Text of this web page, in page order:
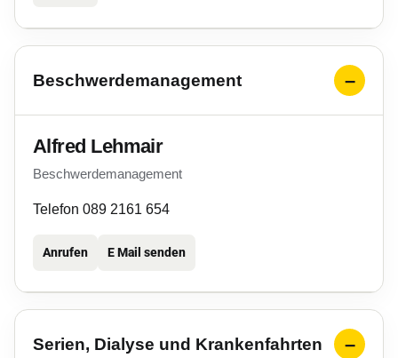
Beschwerdemanagement
Alfred Lehmair
Beschwerdemanagement
Telefon 089 2161 654
Anrufen E Mail senden
Serien, Dialyse und Krankenfahrten